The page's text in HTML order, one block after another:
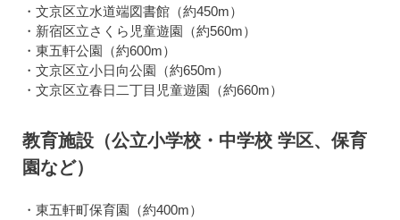
・文京区立水道端図書館（約450m）
・新宿区立さくら児童遊園（約560m）
・東五軒公園（約600m）
・文京区立小日向公園（約650m）
・文京区立春日二丁目児童遊園（約660m）
教育施設（公立小学校・中学校 学区、保育
園など）
・東五軒町保育園（約400m）